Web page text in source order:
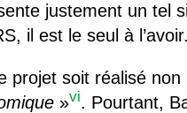
justement un tel
il est le seul à l’avoir.
projet soit réalisé
»vi. Pourtant,